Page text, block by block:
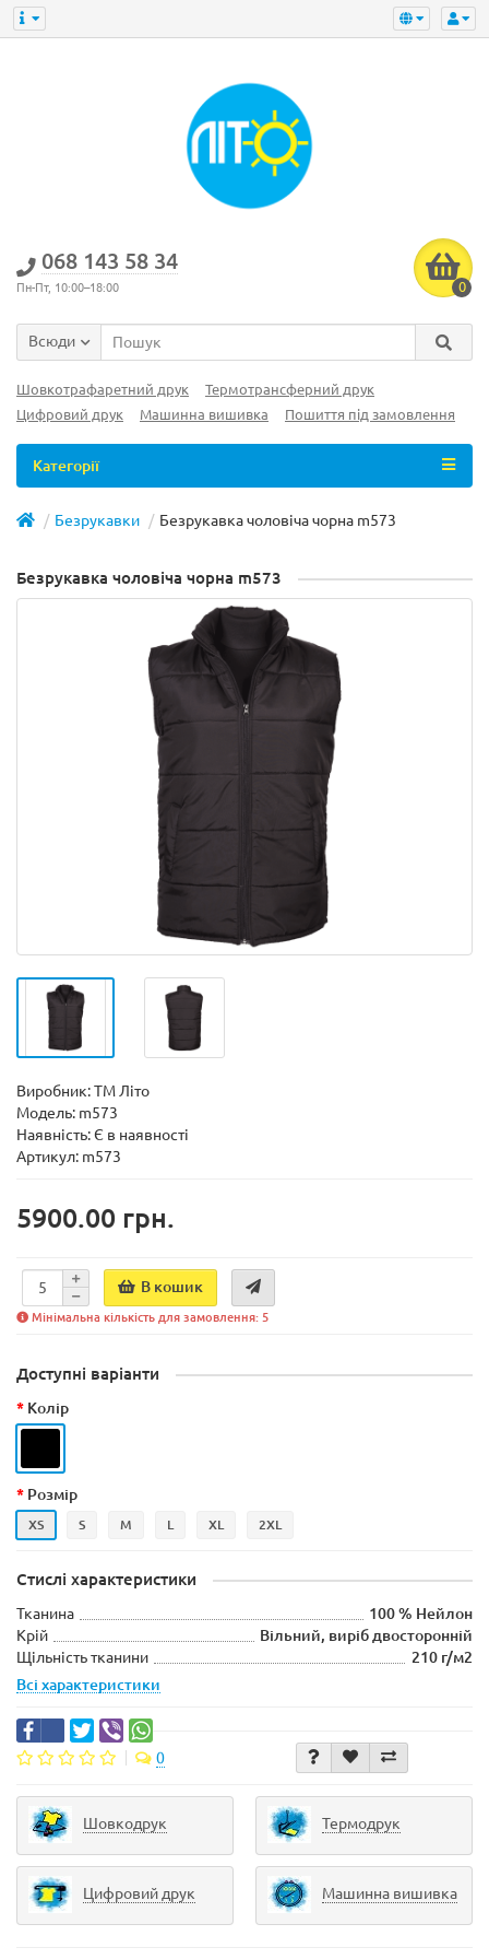
‎068 143 58 34
Пн-Пт, 10:00–18:00 0
Всюди
Шовкотрафаретний друк
Термотрансферний друк
Цифровий друк
Машинна вишивка Пошиття під замовлення
Категорії
Безрукавки Безрукавка чоловіча чорна m573
Безрукавка чоловіча чорна m573
Виробник:ТМ Літо
Модель: m573
Наявність:Є в наявності
Артикул: m573
5900.00 грн.
В кошик
Мінімальна кількість для замовлення: 5
Доступні варіанти
Колір
Розмір
XS S M L XL 2XL
Стислі характеристики
Тканина
100 % Нейлон
Крій
Вільний, виріб двосторонній
Щільність тканини
210 г/м2
Всі характеристики
0
Шовкодрук Термодрук
Цифровий друк Машинна вишивка